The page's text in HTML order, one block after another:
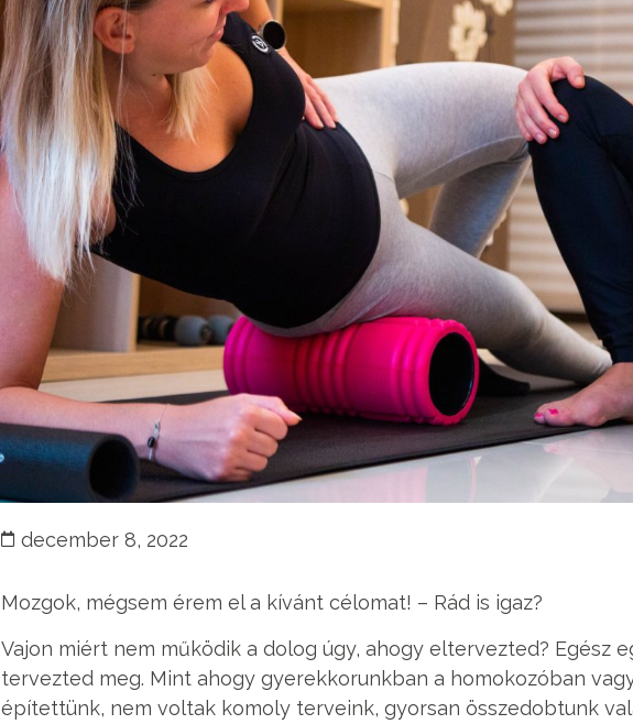
december 8, 2022
Mozgok, mégsem érem el a kívánt célomat! – Rád is igaz?
Vajon miért nem működik a dolog úgy, ahogy eltervezted? Egész
tervezted meg. Mint ahogy gyerekkorunkban a homokozóban
építettünk, nem voltak komoly terveink, gyorsan összedobtunk